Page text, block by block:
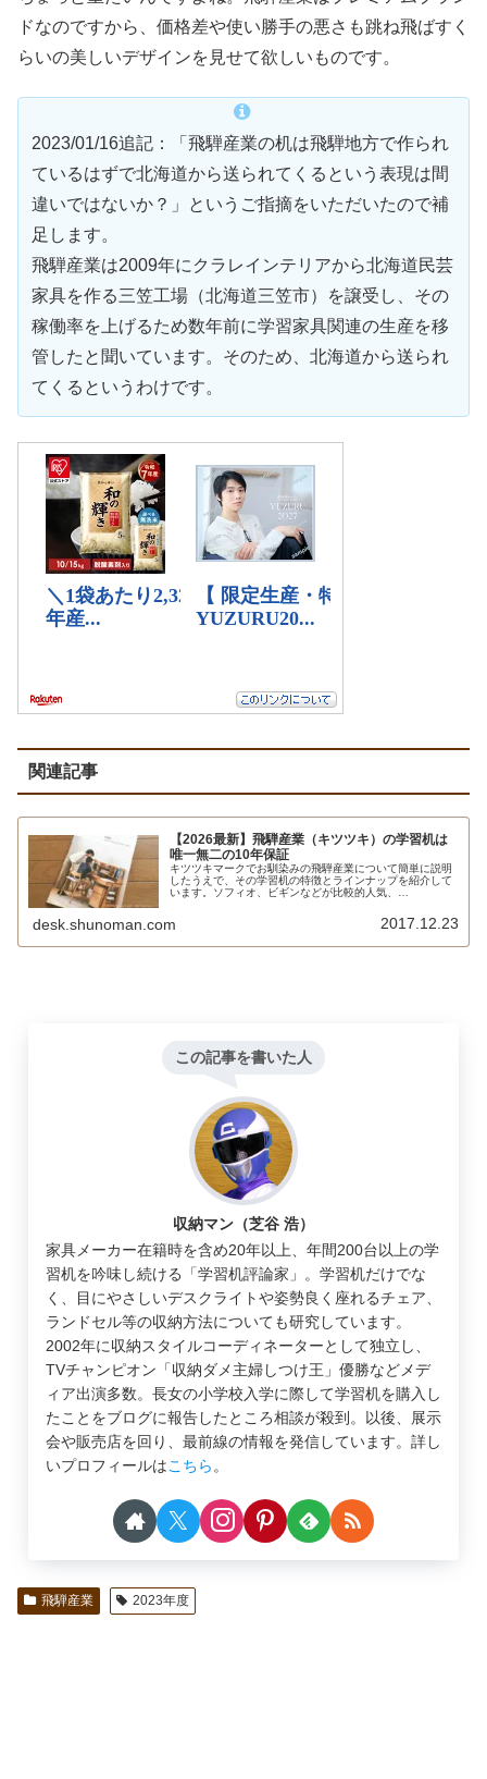
ドなのですから、価格差や使い勝手の悪さも跳ね飛ばすく
らいの美しいデザインを見せて欲しいものです。
2023/01/16追記：「飛騨産業の机は飛騨地方で作られ
ているはずで北海道から送られてくるという表現は間
違いではないか？」というご指摘をいただいたので補
足します。
飛騨産業は2009年にクラレインテリアから北海道民芸
家具を作る三笠工場（北海道三笠市）を譲受し、その
稼働率を上げるため数年前に学習家具関連の生産を移
管したと聞いています。そのため、北海道から送られ
てくるというわけです。
関連記事
【2026最新】飛騨産業（キツツキ）の学習机は
唯一無二の10年保証
キツツキマークでお馴染みの飛騨産業について簡単に説明
したうえで、その学習机の特徴とラインナップを紹介して
います。ソフィオ、ビギンなどが比較的人気、
が特徴と言えます。10年保証であることも大きな特徴で
す。
desk.shunoman.com 2017.12.23
この記事を書いた人
収納マン（芝谷 浩）
家具メーカー在籍時を含め20年以上、年間200台以上の学
習机を吟味し続ける「学習机評論家」。学習机だけでな
く、目にやさしいデスクライトや姿勢良く座れるチェア、
ランドセル等の収納方法についても研究しています。
2002年に収納スタイルコーディネーターとして独立し、
TVチャンピオン「収納ダメ主婦しつけ王」優勝などメデ
ィア出演多数。長女の小学校入学に際して学習机を購入し
たことをブログに報告したところ相談が殺到。以後、展示
会や販売店を回り、最前線の情報を発信しています。詳し
いプロフィールはこちら 。
飛騨産業 2023年度